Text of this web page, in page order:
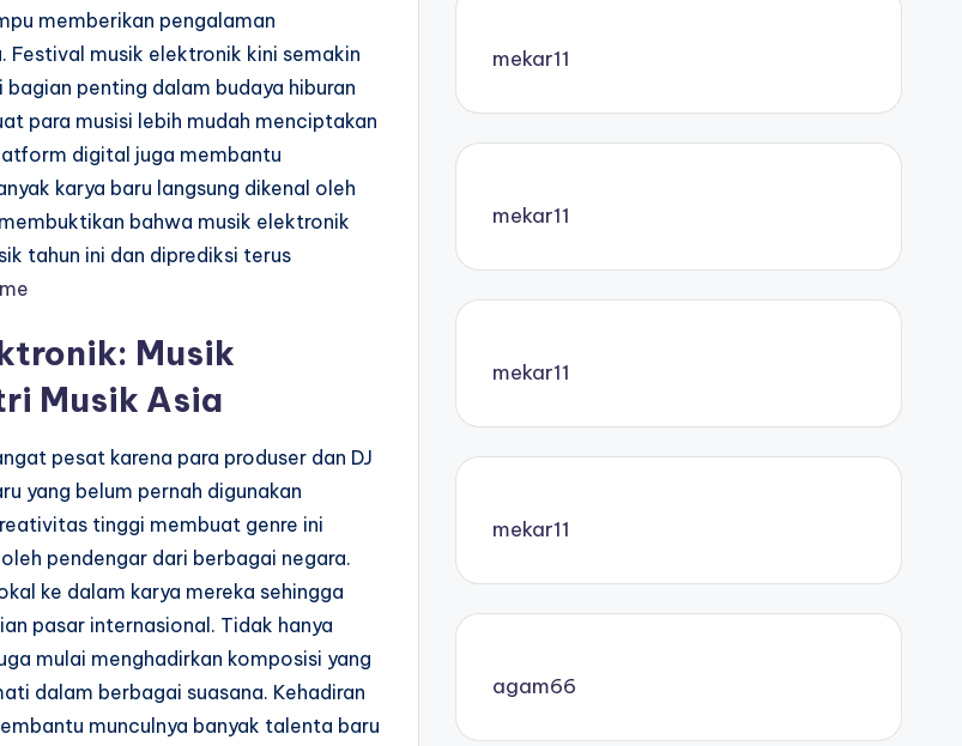
memberikan pengalaman
Festival musik elektronik kini semakin
penting dalam budaya hiburan
para musisi lebih mudah menciptakan
digital juga membantu
karya baru langsung dikenal oleh
bahwa musik elektronik
tahun ini dan diprediksi terus
Musik
Musik Asia
pesat karena para produser dan DJ
yang belum pernah digunakan
tinggi membuat genre ini
pendengar dari berbagai negara.
ke dalam karya mereka sehingga
pasar internasional. Tidak hanya
mulai menghadirkan komposisi yang
dalam berbagai suasana. Kehadiran
munculnya banyak talenta baru
mekar11
mekar11
mekar11
mekar11
agam66